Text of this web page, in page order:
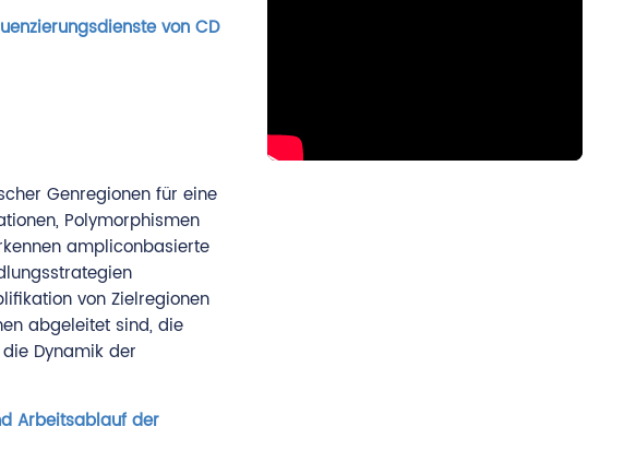
von CD
Genregionen für eine
Polymorphismen
ampliconbasierte
von Zielregionen
abgeleitet sind, die
Dynamik der
Arbeitsablauf der